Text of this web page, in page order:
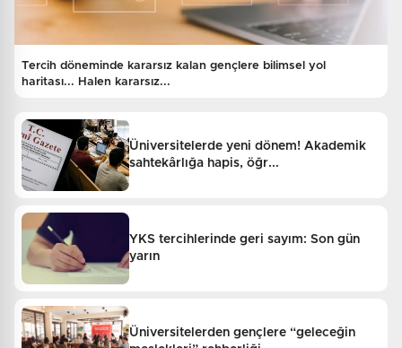
Tercih döneminde kararsız kalan gençlere bilimsel yol
haritası... Halen kararsız...
Üniversitelerde yeni dönem! Akademik
sahtekârlığa hapis, öğr...
YKS tercihlerinde geri sayım: Son gün
yarın
Üniversitelerden gençlere “geleceğin